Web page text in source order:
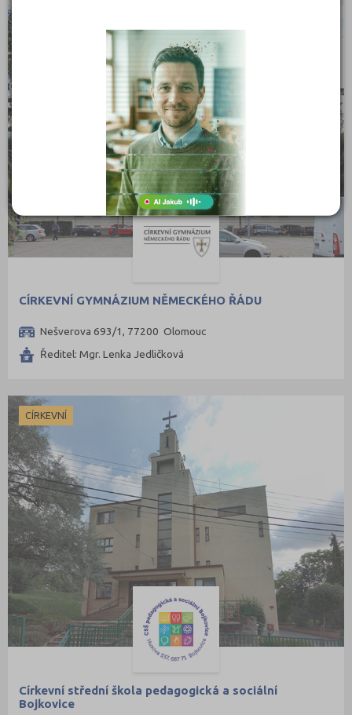
CÍRKEVNÍ GYMNÁZIUM NĚMECKÉHO ŘÁDU
Nešverova 693/1, 77200 Olomouc
Ředitel: Mgr. Lenka Jedličková
CÍRKEVNÍ
Církevní střední škola pedagogická a sociální
Bojkovice